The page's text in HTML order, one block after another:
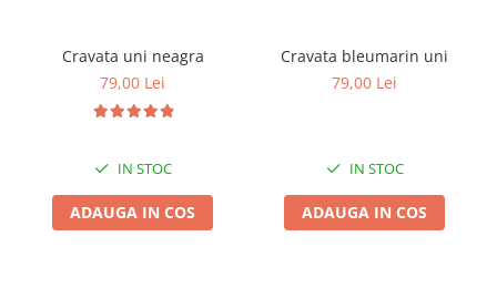
Cravata uni neagra
79,00 Lei
IN STOC
ADAUGA IN COS
Cravata bleumarin uni
79,00 Lei
IN STOC
ADAUGA IN COS